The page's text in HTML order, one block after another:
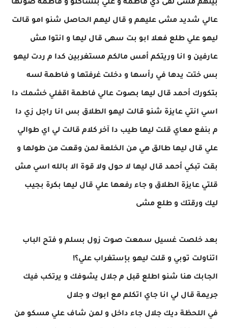
بيتهم مشى لقى دي فاطمة و علي بتشاكلو و فاطمة صوتها
عالي شديد مشى عليهم و قال ليهم الحاصل شنو امو قالت
ليهو علي طلع فعلا ابو بت سهى قال ليها و انتوا مش
عارفين و انا وريتكم أمس مالكم مستغربين كدا م ردت ليهو
بس ختت يدها في رأسها و دخلت غرفتها و فاطمة لسه
بتكورك أحمد قال ليها بصوت عالي فاطمة اقفلي خشمك دا
اسي انتي عايزة شنو قالت ليهو الطلاق بس انا راجل زي دا
م بنفع معاي قلت ليها طيب دا آخر كلام قالت لي اي طوالي
علي قال ليها طالق هي من الخلعة لمن وقعت من طولها و
بقت تبكي أحمد قال ليها لا حول ولا قوة الا بالله اسي مش
قلتي عايزة الطلاق و جاء رفعها علي قال ليها بكرة بجيب
ليك ورقتك و طلع مشى
بعد خلصت غسيل سمعت صوت زول بسلم و فتح الباب
اتناولت توبي و قلت ليهو بإستغراب علي؟!
الجابك هنا شنو اطلع قبل م جلال يشوفك و يرتكب فيك
جريمة قال لي انا جاي اتكلم مع ابوك و جلال
في اللحظة ديك جلال جاء داخل و لمن شاف علي مسكو من